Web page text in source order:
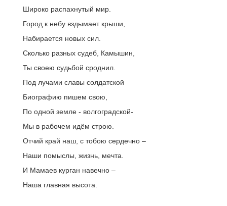
Широко распахнутый мир.
Город к небу вздымает крыши,
Набирается новых сил.
Сколько разных судеб, Камышин,
Ты своею судьбой сроднил.
Под лучами славы солдатской
Биографию пишем свою,
По одной земле - волгоградской-
Мы в рабочем идём строю.
Отчий край наш, с тобою сердечно –
Наши помыслы, жизнь, мечта.
И Мамаев курган навечно –
Наша главная высота.